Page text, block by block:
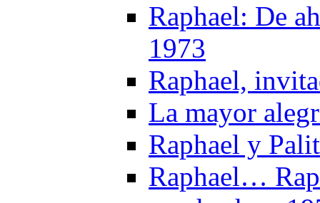
Raphael: De
1973
Raphael,
La mayor
Raphael y
Raphael…